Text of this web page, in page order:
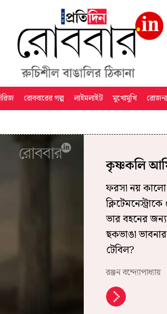
রোববারের গল্প লাইমলাইট মুখোমুখি
কৃষ্ণকলি
ফরসা নয়
ভার বহনের জন্য
ছকভাঙা
টেবিল?
রঞ্জন বন্দ্যোপাধ্যায়